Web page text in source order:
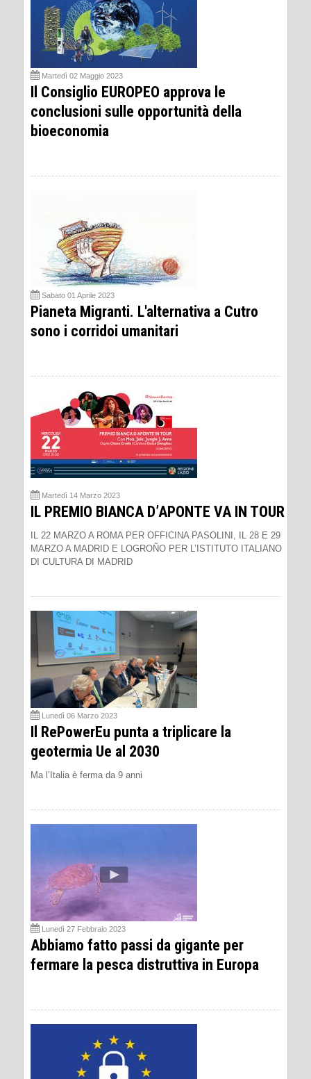
Martedì 02 Maggio 2023
Il Consiglio EUROPEO approva le
conclusioni sulle opportunità della
bioeconomia
Sabato 01 Aprile 2023
Pianeta Migranti. L'alternativa a Cutro
sono i corridoi umanitari
Martedì 14 Marzo 2023
IL PREMIO BIANCA D’APONTE VA IN TOUR
IL 22 MARZO A ROMA PER OFFICINA PASOLINI, IL 28 E 29
MARZO A MADRID E LOGROÑO PER L’ISTITUTO ITALIANO
DI CULTURA DI MADRID
Lunedì 06 Marzo 2023
Il RePowerEu punta a triplicare la
geotermia Ue al 2030
Ma l’Italia è ferma da 9 anni
Lunedì 27 Febbraio 2023
Abbiamo fatto passi da gigante per
fermare la pesca distruttiva in Europa